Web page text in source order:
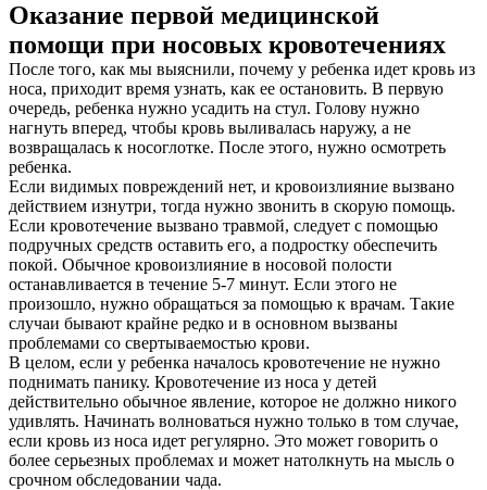
Оказание первой медицинской
помощи при носовых кровотечениях
После того, как мы выяснили, почему у ребенка идет кровь из
носа, приходит время узнать, как ее остановить. В первую
очередь, ребенка нужно усадить на стул. Голову нужно
нагнуть вперед, чтобы кровь выливалась наружу, а не
возвращалась к носоглотке. После этого, нужно осмотреть
ребенка.
Если видимых повреждений нет, и кровоизлияние вызвано
действием изнутри, тогда нужно звонить в скорую помощь.
Если кровотечение вызвано травмой, следует с помощью
подручных средств оставить его, а подростку обеспечить
покой. Обычное кровоизлияние в носовой полости
останавливается в течение 5-7 минут. Если этого не
произошло, нужно обращаться за помощью к врачам. Такие
случаи бывают крайне редко и в основном вызваны
проблемами со свертываемостью крови.
В целом, если у ребенка началось кровотечение не нужно
поднимать панику. Кровотечение из носа у детей
действительно обычное явление, которое не должно никого
удивлять. Начинать волноваться нужно только в том случае,
если кровь из носа идет регулярно. Это может говорить о
более серьезных проблемах и может натолкнуть на мысль о
срочном обследовании чада.